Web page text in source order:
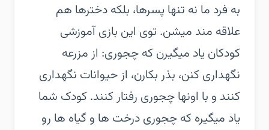
به فرد ما نه تنها پسرها، بلکه دخترها هم
علاقه مند میشن. توی این بازی آموزشی
کودکان یاد میگیرن که چجوری: از مزرعه
نگهداری کنن، بذر بکارن، از حیوانات نگهداری
کنند و با اونها چجوری رفتار کنند.‏ کودک شما
یاد میگیره که چجوری درخت ها و گیاه ها رو